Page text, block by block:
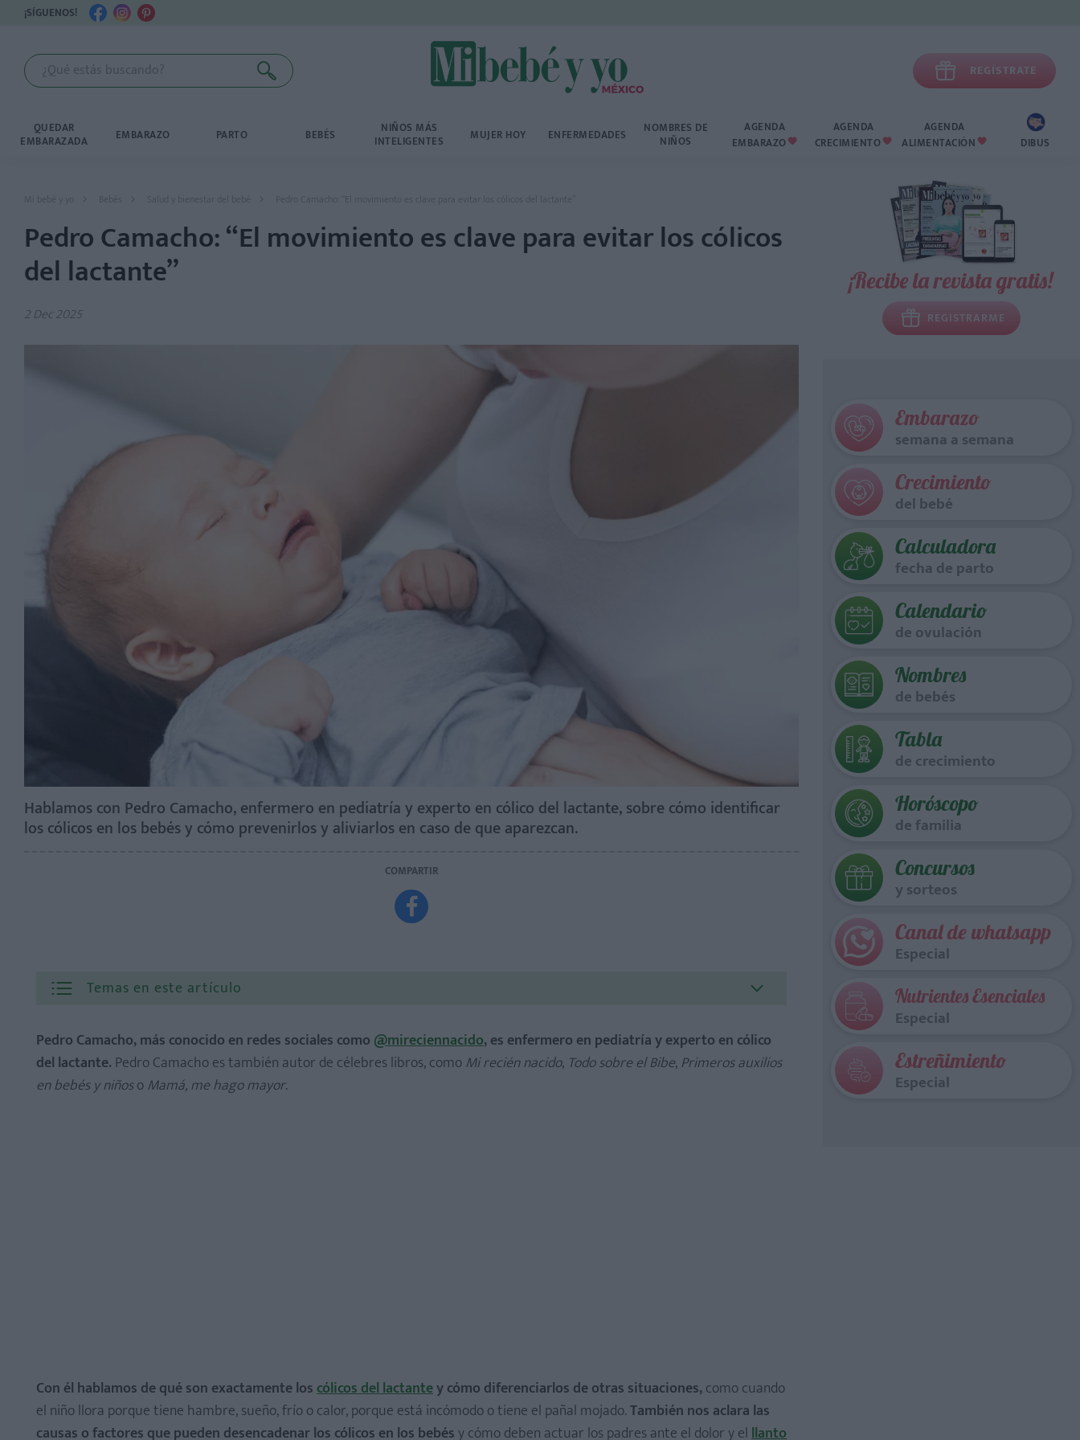
¡SÍGUENOS!
 REGÍSTRATE
QUEDAR
EMBARAZADA EMBARAZO PARTO BEBÉS NIÑOS MÁS
INTELIGENTES MUJER HOY ENFERMEDADES NOMBRES DE
NIÑOS
AGENDA
EMBARAZO 
AGENDA
CRECIMIENTO 
AGENDA
ALIMENTACIÓN  DIBUS
Mi bebé y yo Bebés Salud y bienestar del bebé Pedro Camacho: “El movimiento es clave para evitar los cólicos del lactante”
Pedro Camacho: “El movimiento es clave para evitar los cólicos
del lactante”
2 Dec 2025
Hablamos con Pedro Camacho, enfermero en pediatría y experto en cólico del lactante, sobre cómo identificar
los cólicos en los bebés y cómo prevenirlos y aliviarlos en caso de que aparezcan.
COMPARTIR

Temas en este artículo
Pedro Camacho, más conocido en redes sociales como @mireciennacido, es enfermero en pediatría y experto en cólico
del lactante. Pedro Camacho es también autor de célebres libros, comoMi recién nacido, Todo sobre el Bibe, Primeros auxilios
en bebés y niñosoMamá, me hago mayor.
Con él hablamos de qué son exactamente loscólicos del lactantey cómo diferenciarlos de otras situaciones,como cuando
el niño llora porque tiene hambre, sueño, frío o calor, porque está incómodo o tiene el pañal mojado.También nos aclara las
causas o factores que pueden desencadenar los cólicos en los bebésy cómo deben actuar los padres ante el dolor y elllanto
¡Recibe la revista gratis!
REGISTRARME
Embarazo
semana a semana
Crecimiento
del bebé
Calculadora
fecha de parto
Calendario
de ovulación
Nombres
de bebés
Tabla
de crecimiento
Horóscopo
de familia
Concursos
y sorteos
Canal de whatsapp
Especial
Nutrientes Esenciales
Especial
Estreñimiento
Especial